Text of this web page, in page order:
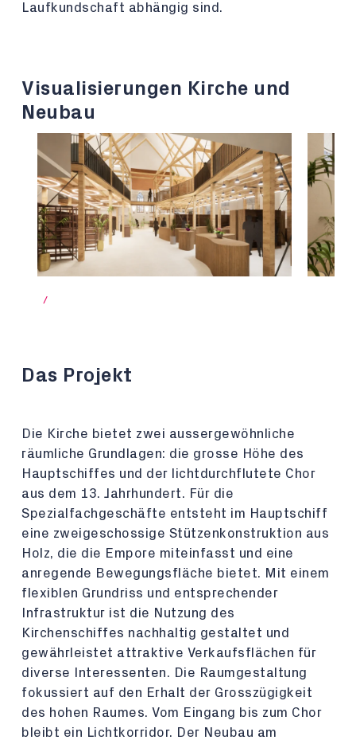
Laufkundschaft abhängig sind.
Visualisierungen Kirche und
Neubau
/
Das Projekt
Die Kirche bietet zwei aussergewöhnliche
räumliche Grundlagen: die grosse Höhe des
Hauptschiffes und der lichtdurchflutete Chor
aus dem 13. Jahrhundert. Für die
Spezialfachgeschäfte entsteht im Hauptschiff
eine zweigeschossige Stützenkonstruktion aus
Holz, die die Empore miteinfasst und eine
anregende Bewegungsfläche bietet. Mit einem
flexiblen Grundriss und entsprechender
Infrastruktur ist die Nutzung des
Kirchenschiffes nachhaltig gestaltet und
gewährleistet attraktive Verkaufsflächen für
diverse Interessenten. Die Raumgestaltung
fokussiert auf den Erhalt der Grosszügigkeit
des hohen Raumes. Vom Eingang bis zum Chor
bleibt ein Lichtkorridor. Der Neubau am